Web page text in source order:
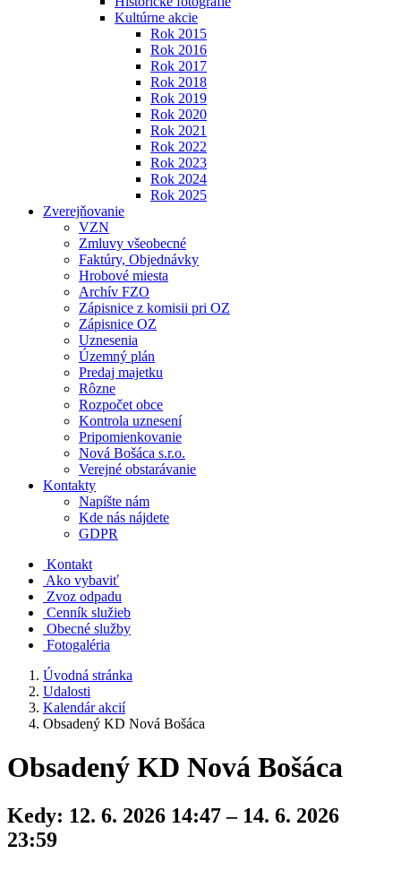
Kultúrne akcie
Rok 2015
Rok 2016
Rok 2017
Rok 2018
Rok 2019
Rok 2020
Rok 2021
Rok 2022
Rok 2023
Rok 2024
Rok 2025
Zverejňovanie
VZN
Zmluvy všeobecné
Faktúry, Objednávky
Hrobové miesta
Archív FZO
Zápisnice z komisii pri OZ
Zápisnice OZ
Uznesenia
Územný plán
Predaj majetku
Rôzne
Rozpočet obce
Kontrola uznesení
Pripomienkovanie
Nová Bošáca s.r.o.
Verejné obstarávanie
Kontakty
Napíšte nám
Kde nás nájdete
GDPR
Kontakt
Ako vybaviť
Zvoz odpadu
Cenník služieb
Obecné služby
Fotogaléria
Úvodná stránka
Udalosti
Kalendár akcií
Obsadený KD Nová Bošáca
Obsadený KD Nová Bošáca
Kedy: 12. 6. 2026 14:47 – 14. 6. 2026
23:59